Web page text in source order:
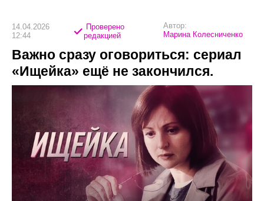
14.04.2026
12:44
Проверено
редакцией
Автор:
Марина Колесниченко
Важно сразу оговориться: сериал
«Ищейка» ещё не закончился.